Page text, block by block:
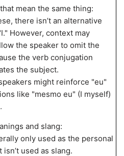
mean the same thing:
there isn’t an alternative
However, context may
the speaker to omit the
the verb conjugation
the subject.
might reinforce "eu"
like "mesmo eu" (I myself)
and slang:
only used as the personal
isn’t used as slang.